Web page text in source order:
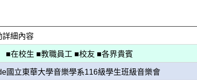
詳細內容
■在校生 ■教職員工 ■校友 ■各界貴賓
國立東華大學音樂學系116級學生班級音樂會